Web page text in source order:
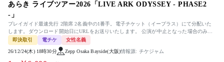
あらき ライブツアー2026「LIVE ARK ODYSSEY - PHASE2
-」
プレイガイド最速先行 2階席 2名義中の1番手。電子チケット（イープラス）にて分配いた
します。ダウンロード開始日にURLをお送りいたします。 公演が中止となった場合のみ、
手数料を差し引いた金額...
即決取引 電チケ 女性名義
26/12/24(木) 18時30分 Zepp Osaka Bayside(大阪)情報源: チケジャム